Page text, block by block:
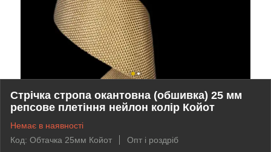
Стрічка стропа окантовна (обшивка) 25 мм
репсове плетіння нейлон колір Койот
Немає в наявності
Код: Обтачка 25мм Койот
Опт і роздріб